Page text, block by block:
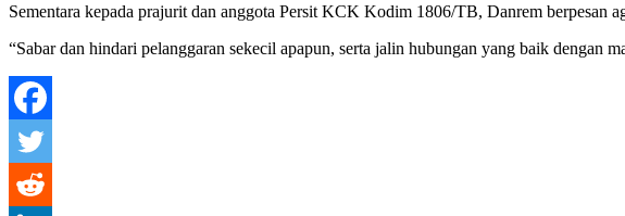
Sementara kepada prajurit dan anggota Persit KCK Kodim 1806/TB, Danrem berpesan
“Sabar dan hindari pelanggaran sekecil apapun, serta jalin hubungan yang baik dengan